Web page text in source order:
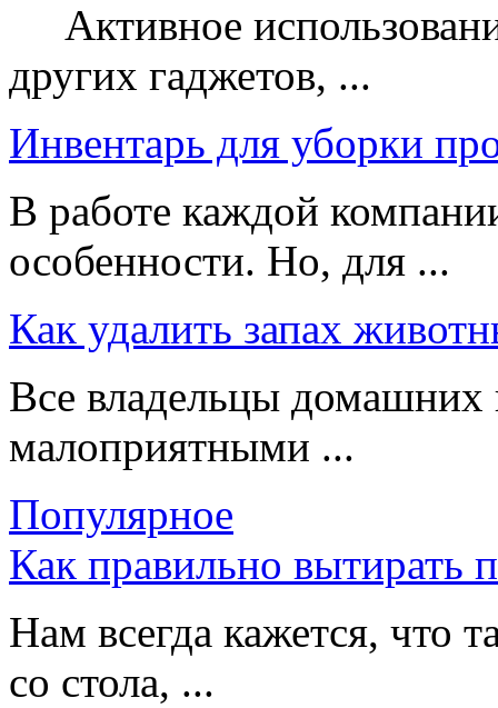
Активное
других гаджетов, ...
Инвентарь для уборки
В работе каждой
особенности. Но, для ...
Как удалить запах
Все владельцы домашних
малоприятными ...
Популярное
Как правильно вытирать
Нам всегда кажется, что
со стола, ...